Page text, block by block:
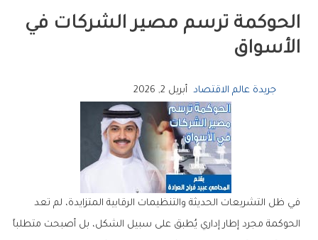
الرئيسية
الحوكمة ترسم مصير الشركات في
الأسواق
جريدة عالم الاقتصاد أبريل 2, 2026
في ظل التشريعات الحديثة والتنظيمات الرقابية المتزايدة، لم تعد
الحوكمة مجرد إطار إداري يُطبق على سبيل الشكل، بل أصبحت متطلباً